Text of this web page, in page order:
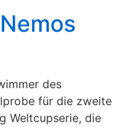
des
für die zweite
Weltcupserie, die